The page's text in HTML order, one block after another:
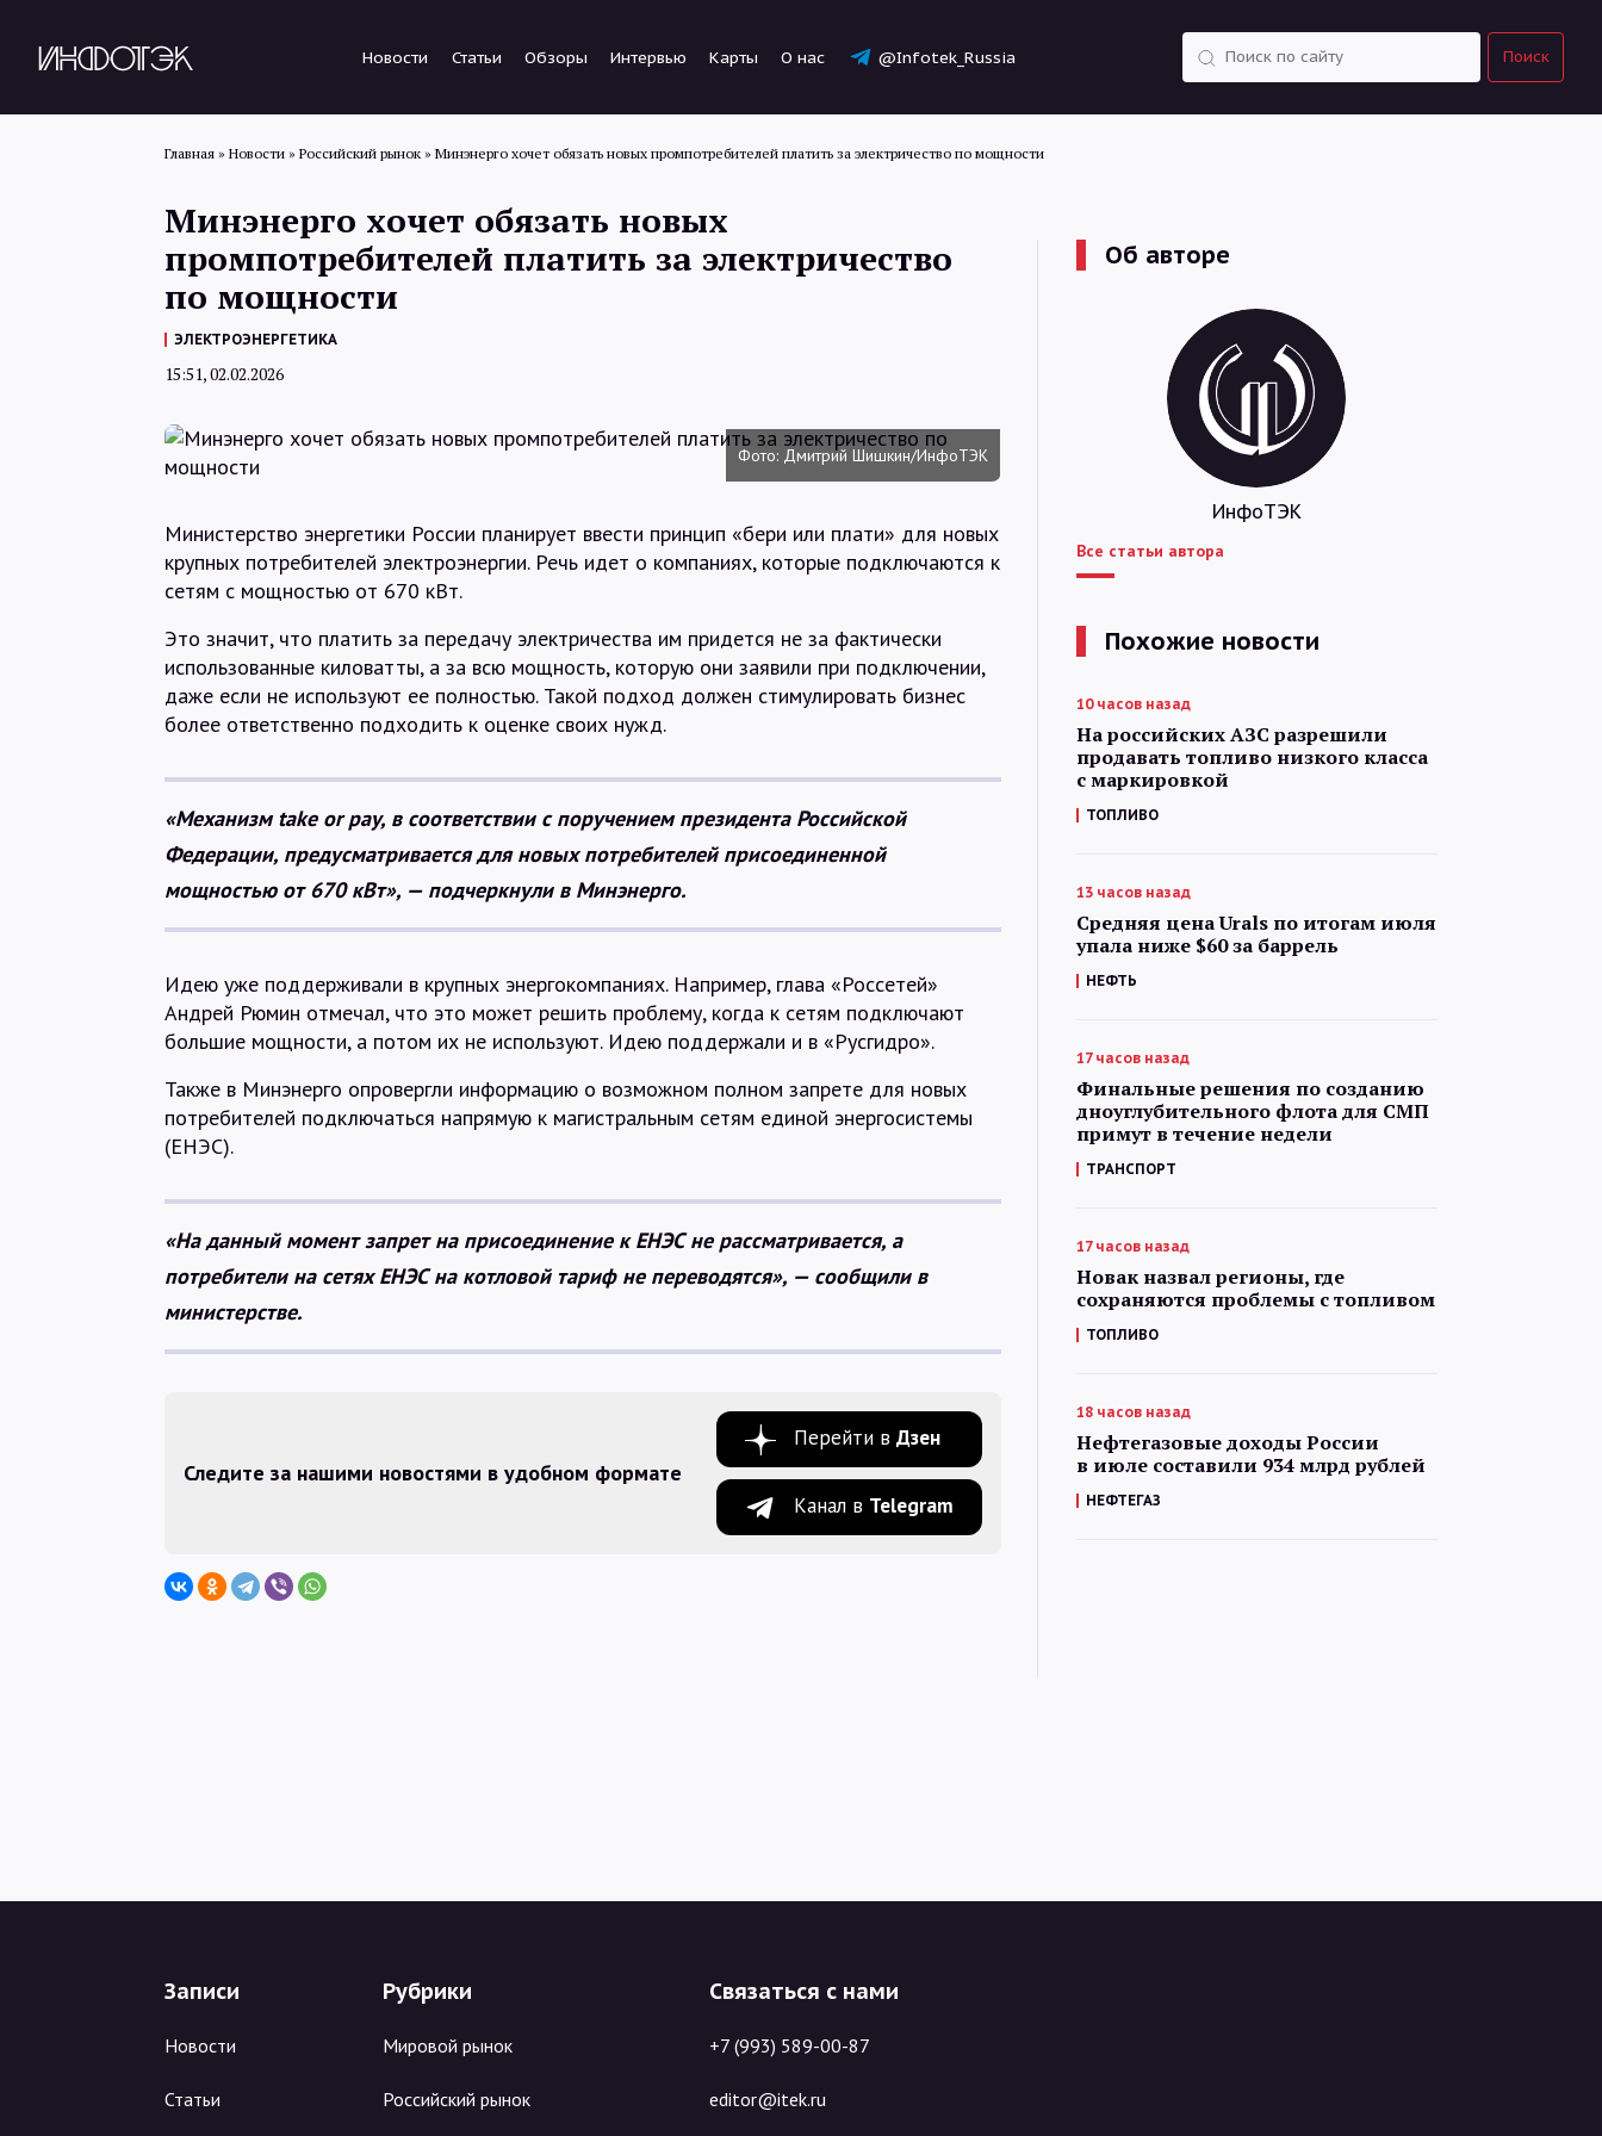
Новости Статьи Обзоры Интервью Карты О нас @Infotek_Russia Поиск
Обзоры
Интервью
Карты
О нас
@Infotek_Russia
Главная » Новости » Российский рынок » Минэнерго хочет обязать новых промпотребителей платить за электричество по мощности
Минэнерго хочет обязать новых
промпотребителей платить за электричество
по мощности
ЭЛЕКТРОЭНЕРГЕТИКА
15:51, 02.02.2026
Фото: Дмитрий Шишкин/ИнфоТЭК
Министерство энергетики России планирует ввести принцип «бери или плати» для новых
крупных потребителей электроэнергии. Речь идет о компаниях, которые подключаются к
сетям с мощностью от 670 кВт.
Это значит, что платить за передачу электричества им придется не за фактически
использованные киловатты, а за всю мощность, которую они заявили при подключении,
даже если не используют ее полностью. Такой подход должен стимулировать бизнес
более ответственно подходить к оценке своих нужд.
«Механизм take or pay, в соответствии с поручением президента Российской
Федерации, предусматривается для новых потребителей присоединенной
мощностью от 670 кВт», — подчеркнули в Минэнерго.
Идею уже поддерживали в крупных энергокомпаниях. Например, глава «Россетей»
Андрей Рюмин отмечал, что это может решить проблему, когда к сетям подключают
большие мощности, а потом их не используют. Идею поддержали и в «Русгидро».
Также в Минэнерго опровергли информацию о возможном полном запрете для новых
потребителей подключаться напрямую к магистральным сетям единой энергосистемы
(ЕНЭС).
«На данный момент запрет на присоединение к ЕНЭС не рассматривается, а
потребители на сетях ЕНЭС на котловой тариф не переводятся», — сообщили в
министерстве.
Следите за нашими новостями в удобном формате
Перейти в Дзен
Канал в Telegram
Об авторе
ИнфоТЭК
Все статьи автора
Похожие новости
10 часов назад
На российских АЗС разрешили
продавать топливо низкого класса
с маркировкой
ТОПЛИВО
13 часов назад
Средняя цена Urals по итогам июля
упала ниже $60 за баррель
НЕФТЬ
17 часов назад
Финальные решения по созданию
дноуглубительного флота для СМП
примут в течение недели
ТРАНСПОРТ
17 часов назад
Новак назвал регионы, где
сохраняются проблемы с топливом
ТОПЛИВО
18 часов назад
Нефтегазовые доходы России
в июле составили 934 млрд рублей
НЕФТЕГАЗ
Записи
Новости
Статьи
Рубрики
Мировой рынок
Российский рынок
Связаться с нами
+7 (993) 589-00-87
editor@itek.ru